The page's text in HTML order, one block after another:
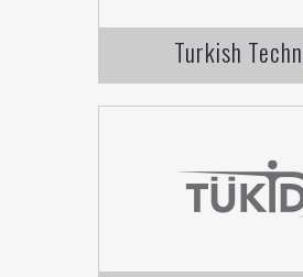
Turkish